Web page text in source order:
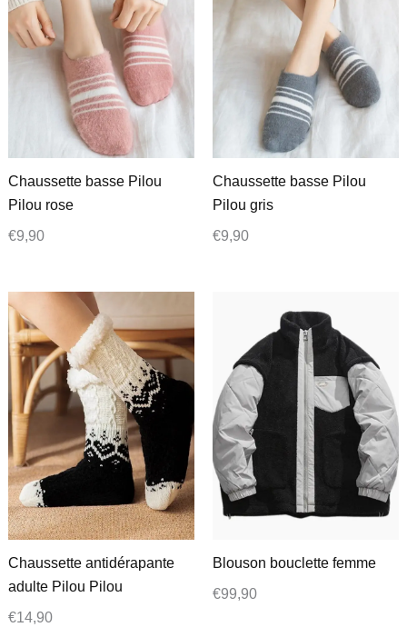
Chaussette basse Pilou
Pilou rose
€9,90
Chaussette basse Pilou
Pilou gris
€9,90
Chaussette antidérapante
adulte Pilou Pilou
€14,90
Blouson bouclette femme
€99,90